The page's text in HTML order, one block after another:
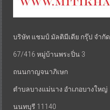
บริษัท แชมป์ มัลติมีเดีย กรุ๊ป จำกัด
67/416 หมู่บ้านพระปิ่น 3
ถนนกาญจนาภิเษก
ตำบลบางแม่นาง อำเภอบางใหญ่
นนทบุรี 11140